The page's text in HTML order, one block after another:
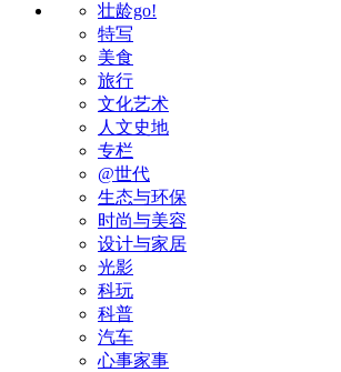
壮龄go!
特写
美食
旅行
文化艺术
人文史地
专栏
@世代
生态与环保
时尚与美容
设计与家居
光影
科玩
科普
汽车
心事家事